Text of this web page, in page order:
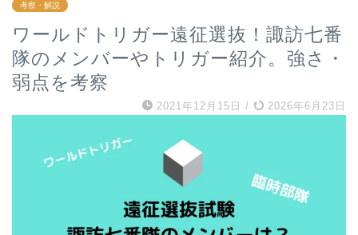
考察・解説
ワールドトリガー遠征選抜！諏訪七番
隊のメンバーやトリガー紹介。強さ・
弱点を考察
2021年12月15日 / 2026年6月23日